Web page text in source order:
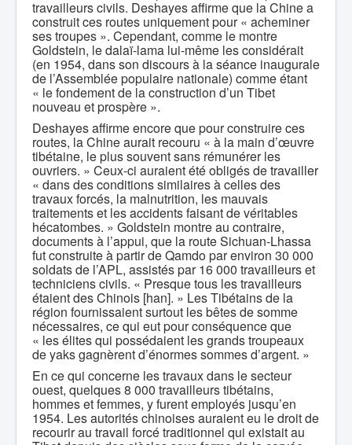
travailleurs civils. Deshayes affirme que la Chine a
construit ces routes uniquement pour « acheminer
ses troupes ». Cependant, comme le montre
Goldstein, le dalaï-lama lui-même les considérait
(en 1954, dans son discours à la séance inaugurale
de l’Assemblée populaire nationale) comme étant
« le fondement de la construction d’un Tibet
nouveau et prospère ».
Deshayes affirme encore que pour construire ces
routes, la Chine aurait recouru « à la main d’œuvre
tibétaine, le plus souvent sans rémunérer les
ouvriers. » Ceux-ci auraient été obligés de travailler
« dans des conditions similaires à celles des
travaux forcés, la malnutrition, les mauvais
traitements et les accidents faisant de véritables
hécatombes. » Goldstein montre au contraire,
documents à l’appui, que la route Sichuan-Lhassa
fut construite à partir de Qamdo par environ 30 000
soldats de l’APL, assistés par 16 000 travailleurs et
techniciens civils. « Presque tous les travailleurs
étaient des Chinois [han]. » Les Tibétains de la
région fournissaient surtout les bêtes de somme
nécessaires, ce qui eut pour conséquence que
« les élites qui possédaient les grands troupeaux
de yaks gagnèrent d’énormes sommes d’argent. »
En ce qui concerne les travaux dans le secteur
ouest, quelques 8 000 travailleurs tibétains,
hommes et femmes, y furent employés jusqu’en
1954. Les autorités chinoises auraient eu le droit de
recourir au travail forcé traditionnel qui existait au